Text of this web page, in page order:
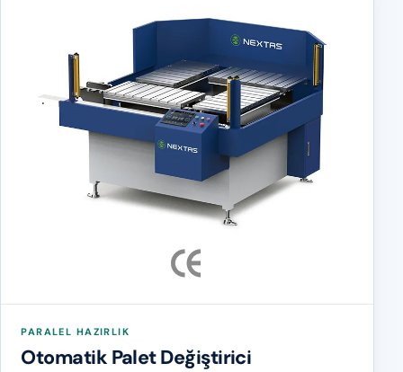
PARALEL HAZIRLIK
Otomatik Palet Değiştirici